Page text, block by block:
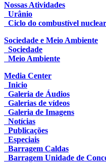
Nossas Atividades
Urânio
Ciclo do combustível nuclear
Sociedade e Meio Ambiente
Sociedade
Meio Ambiente
Media Center
Inicio
Galeria de Áudios
Galerias de vídeos
Galeria de Imagens
Notícias
Publicações
Especiais
Barragem Caldas
Barragem Unidade de